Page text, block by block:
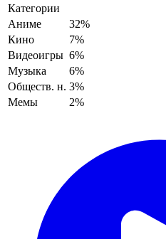
Категории
Аниме
32%
Кино
7%
Видеоигры 6%
Музыка
6%
Обществ. н. 3%
Мемы
2%